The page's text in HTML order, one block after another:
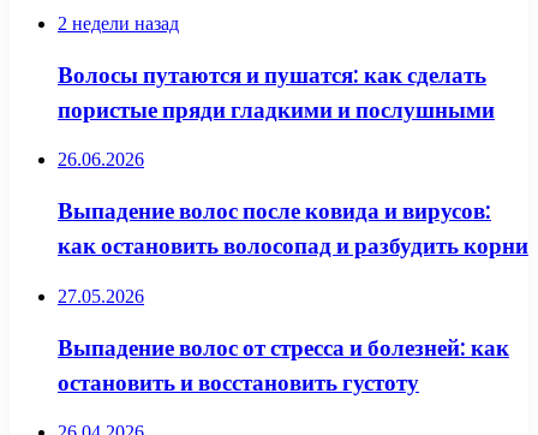
2 недели назад
Волосы путаются и пушатся: как сделать
пористые пряди гладкими и послушными
26.06.2026
Выпадение волос после ковида и вирусов:
как остановить волосопад и разбудить корни
27.05.2026
Выпадение волос от стресса и болезней: как
остановить и восстановить густоту